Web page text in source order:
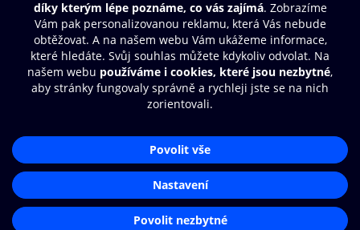
Další zábava
© O2 Czech Republic a.s.
Přístupnost
Zásady zpracování osobních údajů
Nastavení cookies
Aplikace O2 Knihovna
Čti a poslouchej své e-knihy a
audioknihy rychleji a pohodlněji.